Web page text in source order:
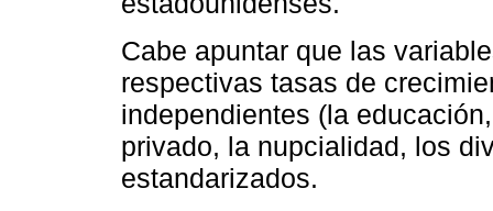
Cabe apuntar que las
respectivas tasas de
independientes (la
privado, la nupcialidad, los
estandarizados.